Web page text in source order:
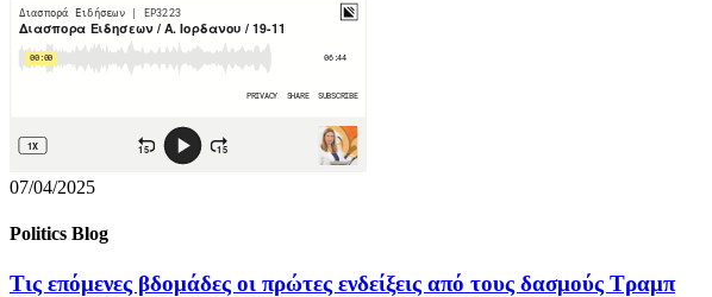
07/04/2025
Politics Blog
Τις επόμενες βδομάδες οι πρώτες ενδείξεις από τους δασμούς Τραμπ